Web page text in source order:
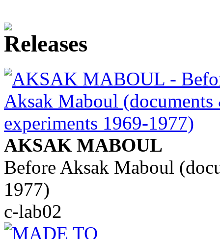
AKSAK MABOUL
Before Aksak Maboul
1977)
c-lab02